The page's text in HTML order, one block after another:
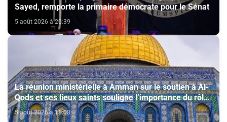
Sayed, remporte la primaire démocrate pour le Sénat
5 août 2026 à 20:39
La réunion ministérielle à Amman sur le soutien à Al-
Qods et ses lieux saints souligne l’importance du rôle
du Comité Al Qods présidé par SM le Roi
5 août 2026 à 18:08